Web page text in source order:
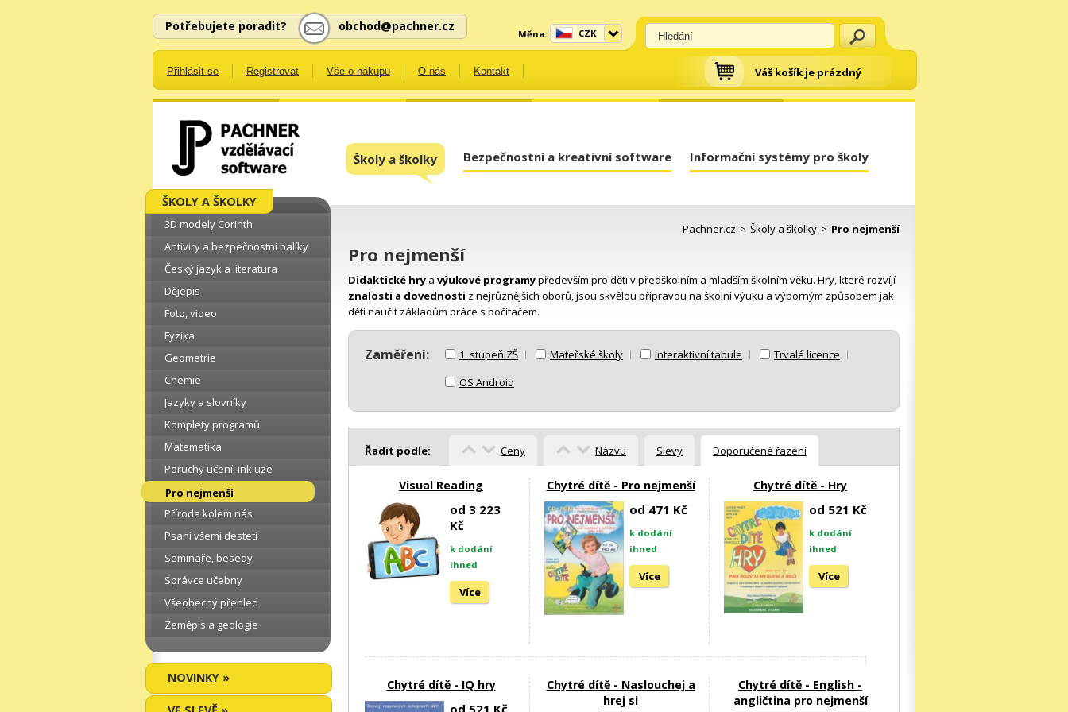
Přihlásit se Registrovat Vše o nákupu O nás Kontakt Váš košík je prázdný
Měna: CZK
Potřebujete poradit? obchod@pachner.cz
Školy a školky Bezpečnostní a kreativní software Informační systémy pro školy
Pachner.cz > Školy a školky > Pro nejmenší
Pro nejmenší
Didaktické hry a výukové programypředevším pro děti v předškolním a mladším školním věku. Hry, které rozvíjí
znalosti a dovednosti z nejrůznějších oborů, jsou skvělou přípravou na školní výuku a výborným způsobem jak
děti naučit základům práce s počítačem.
Zaměření: 1. stupeň ZŠ Mateřské školy Interaktivní tabule
Trvalé licence
OS Android
Řadit podle: Ceny Názvu Slevy Doporučené řazení
Visual Reading
od 3 223
Kč
k dodání
ihned
Více
Chytré dítě - Pro nejmenší
od 471 Kč
k dodání
ihned
Více
Chytré dítě - Hry
od 521 Kč
k dodání
ihned
Více
Chytré dítě - IQ hry
od 521 Kč
Chytré dítě - Naslouchej a
hrej si
Chytré dítě - English -
angličtina pro nejmenší
ŠKOLY A ŠKOLKY
3D modely Corinth
Antiviry a bezpečnostní balíky
Český jazyk a literatura
Dějepis
Foto, video
Fyzika
Geometrie
Chemie
Jazyky a slovníky
Komplety programů
Matematika
Poruchy učení, inkluze
Pro nejmenší
Příroda kolem nás
Psaní všemi desteti
Semináře, besedy
Správce učebny
Všeobecný přehled
Zeměpis a geologie
NOVINKY »